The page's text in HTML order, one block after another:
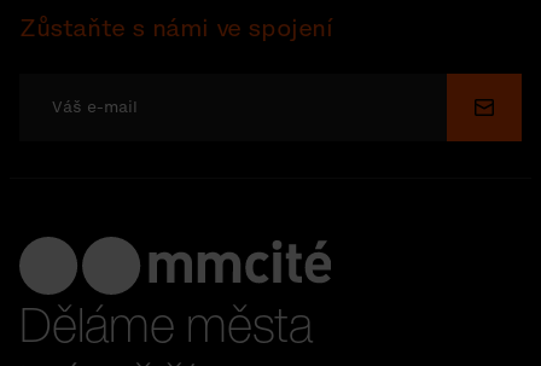
Zůstaňte s námi ve spojení
Děláme města